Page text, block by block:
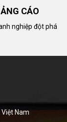
CÁO
nghiệp đột phá
Nam